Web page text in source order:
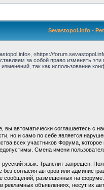
Sevastopol.info -
«https://
за собой право изменять
так как использование
автоматически соглашаетесь с
но и само по себе является
всех участников Форума,
Смена имени
язык. Транслит запрещен.
согласия авторов или
сообщений, размещенных на
объявлениях, несут их